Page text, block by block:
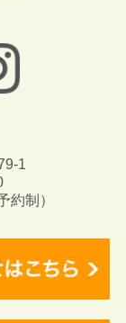
1
約制）